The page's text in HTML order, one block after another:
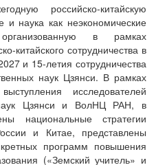
российско-китайскую
наука как неэкономические
в рамках
китайского сотрудничества в
и 15-летия сотрудничества
наук Цзянси. В рамках
исследователей
Цзянси и ВолНЦ РАН, в
национальные стратегии
и Китае, представлены
программ повышения
(«Земский учитель» и